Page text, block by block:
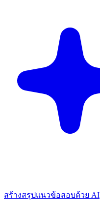
สร้างสรุปแนวข้อสอบด้วย AI